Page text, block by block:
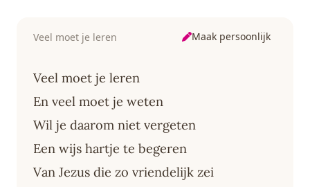
Veel moet je leren Maak persoonlijk
Veel moet je leren
En veel moet je weten
Wil je daarom niet vergeten
Een wijs hartje te begeren
Van Jezus die zo vriendelijk zei